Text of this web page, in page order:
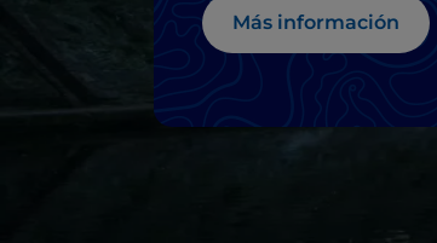
cocina
Más información